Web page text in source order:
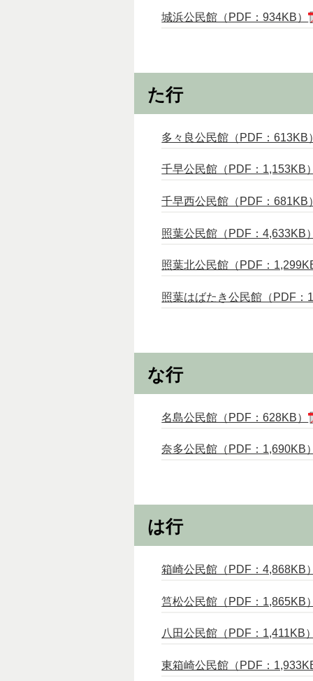
城浜公民館（PDF：934KB）
た行
多々良公民館（PDF：613KB
千早公民館（PDF：1,153KB
千早西公民館（PDF：681KB
照葉公民館（PDF：4,633KB
照葉北公民館（PDF：
照葉はばたき公民館（PDF：
な行
名島公民館（PDF：628KB）
奈多公民館（PDF：1,690KB
は行
箱崎公民館（PDF：4,868KB
筥松公民館（PDF：1,865KB
八田公民館（PDF：1,411KB
東箱崎公民館（PDF：